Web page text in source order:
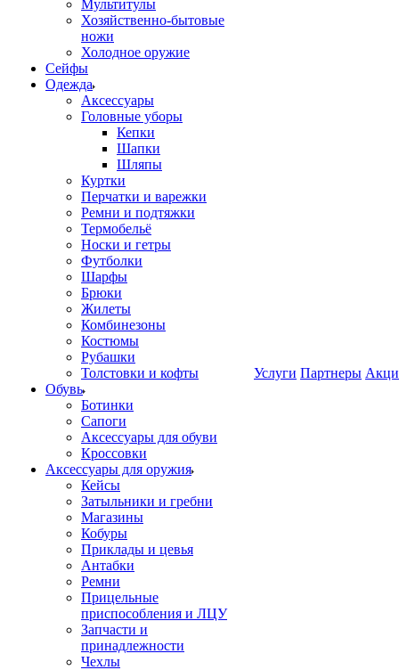
Мультитулы
Хозяйственно-бытовые
ножи
Холодное оружие
Сейфы
Одежда
Аксессуары
Головные уборы
Кепки
Шапки
Шляпы
Куртки
Перчатки и варежки
Ремни и подтяжки
Термобельё
Носки и гетры
Футболки
Шарфы
Брюки
Жилеты
Комбинезоны
Костюмы
Рубашки
Толстовки и кофты
Обувь
Ботинки
Сапоги
Аксессуары для обуви
Кроссовки
Аксессуары для оружия
Кейсы
Затыльники и гребни
Магазины
Кобуры
Приклады и цевья
Антабки
Ремни
Прицельные
приспособления и ЛЦУ
Запчасти и
принадлежности
Чехлы
Услуги Партнеры